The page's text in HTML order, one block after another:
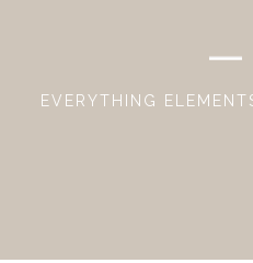
EVERYTHING